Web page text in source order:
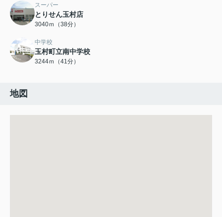
スーパー
とりせん玉村店
3040ｍ（38分）
中学校
玉村町立南中学校
3244ｍ（41分）
地図